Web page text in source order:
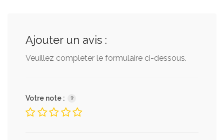
Ajouter un avis :
Veuillez completer le formulaire ci-dessous.
Votre note :